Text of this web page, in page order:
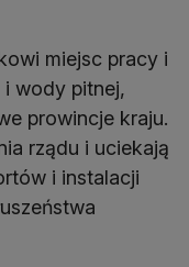
miejsc pracy i
wody pitnej,
prowincje kraju.
rządu i uciekają
i instalacji